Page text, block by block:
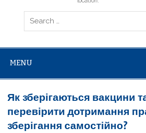
MENU
Як зберігаються вакцини
перевірити дотримання
зберігання самостійно?